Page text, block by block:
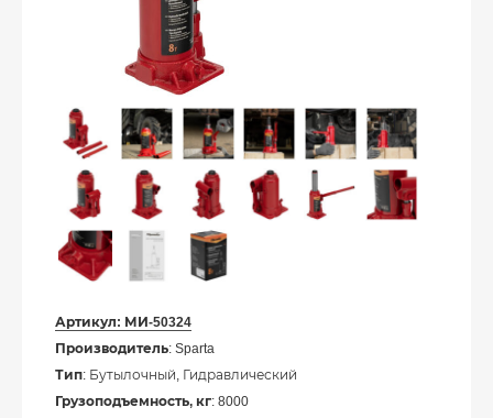
Артикул: МИ-50324
Производитель: Sparta
Тип: Бутылочный, Гидравлический
Грузоподъемность, кг: 8000